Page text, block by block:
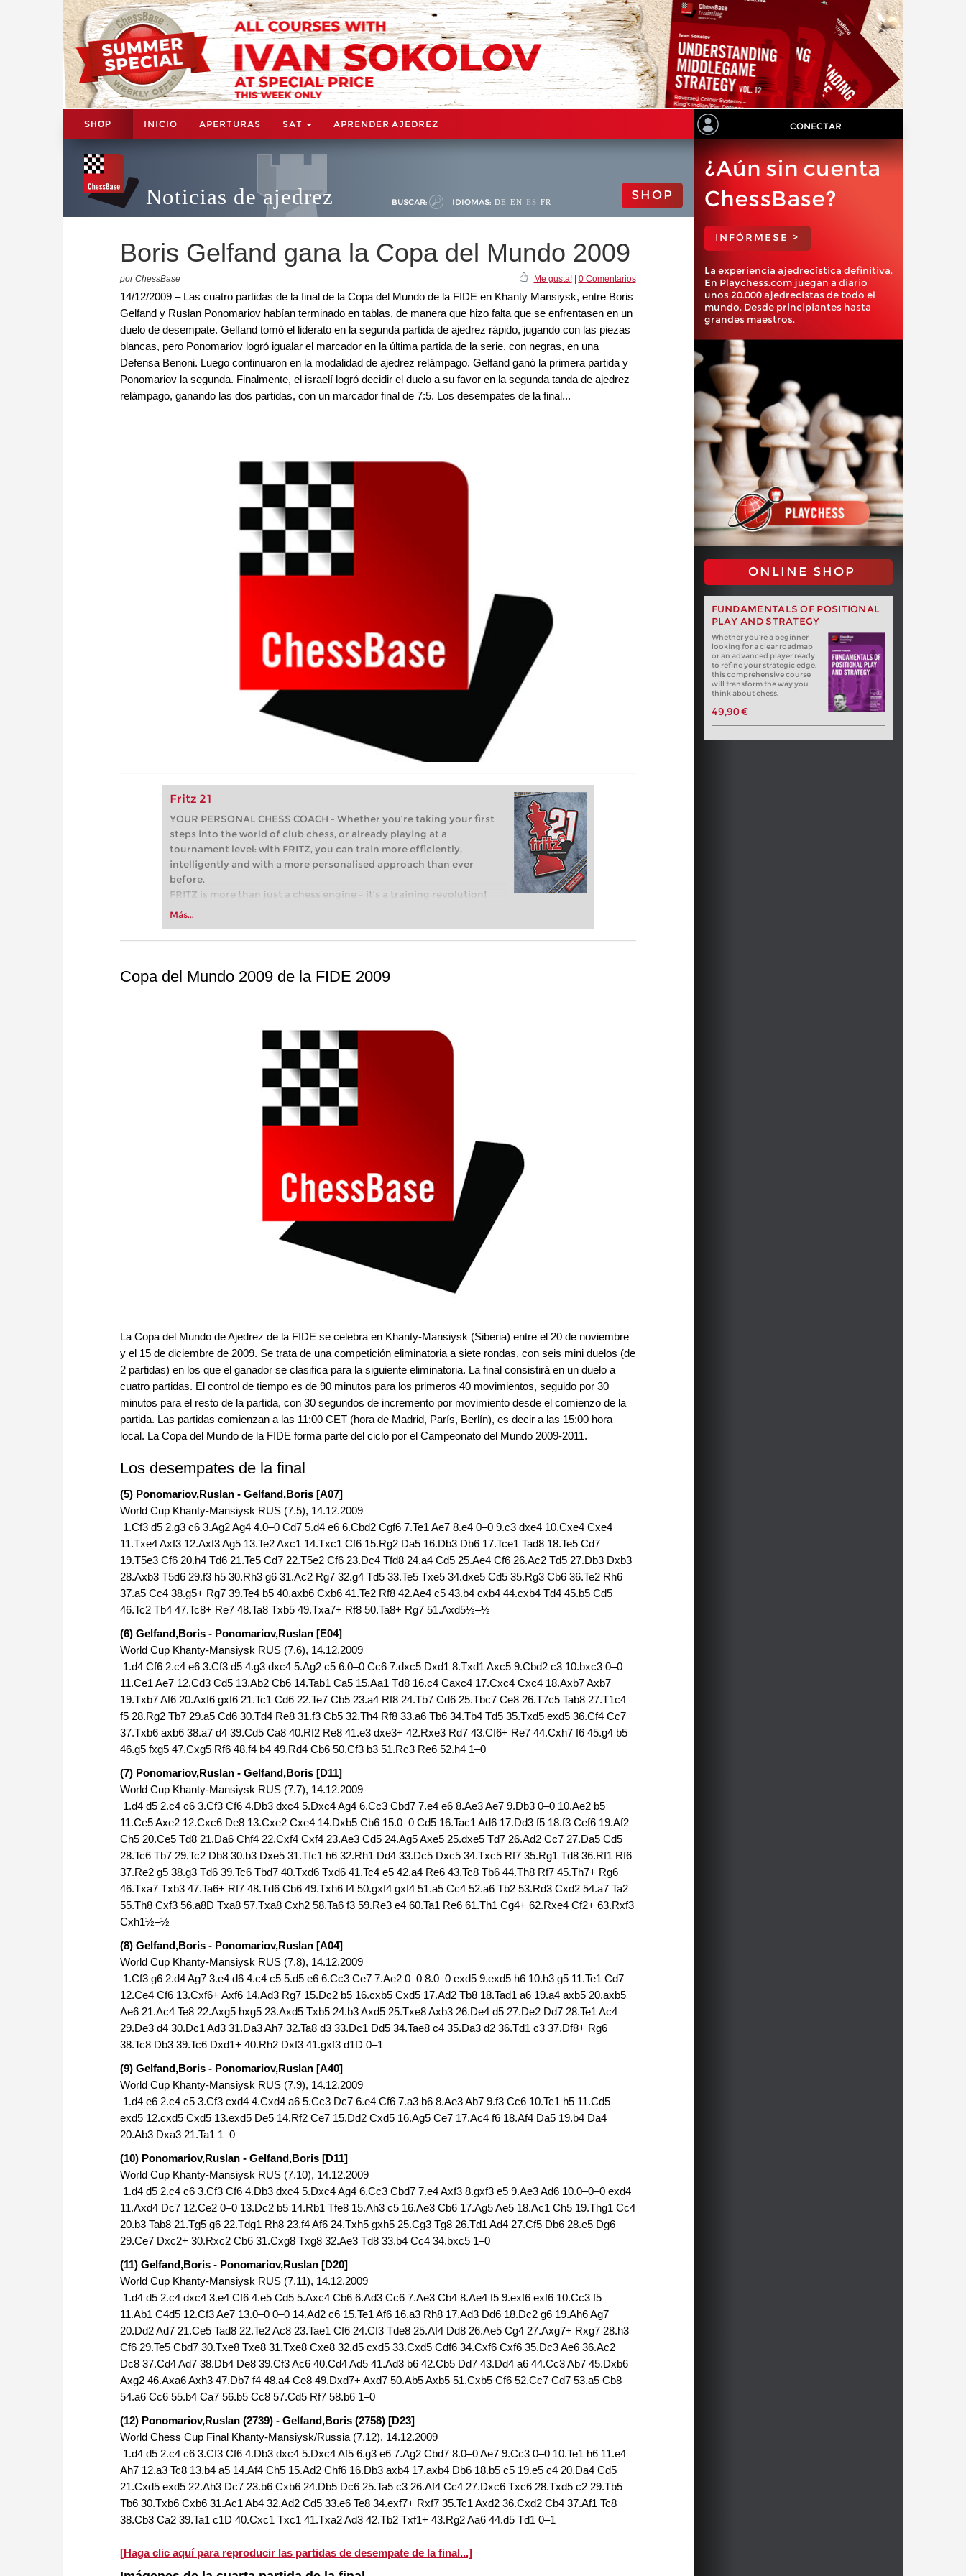
SHOP INICIO APERTURAS SAT APRENDER AJEDREZ CONECTAR
Noticias de ajedrez BUSCAR: IDIOMAS: DE EN ES FR SHOP
Boris Gelfand gana la Copa del Mundo 2009
por ChessBase Me gusta!| 0 Comentarios
14/12/2009 – Las cuatro partidas de la final de la Copa del Mundo de la FIDE en Khanty Mansiysk, entre Boris
Gelfand y Ruslan Ponomariov habían terminado en tablas, de manera que hizo falta que se enfrentasen en un
duelo de desempate. Gelfand tomó el liderato en la segunda partida de ajedrez rápido, jugando con las piezas
blancas, pero Ponomariov logró igualar el marcador en la última partida de la serie, con negras, en una
Defensa Benoni. Luego continuaron en la modalidad de ajedrez relámpago. Gelfand ganó la primera partida y
Ponomariov la segunda. Finalmente, el israelí logró decidir el duelo a su favor en la segunda tanda de ajedrez
relámpago, ganando las dos partidas, con un marcador final de 7:5. Los desempates de la final...
Fritz 21
YOUR PERSONAL CHESS COACH - Whether you’re taking your first
steps into the world of club chess, or already playing at a
tournament level: with FRITZ, you can train more efficiently,
intelligently and with a more personalised approach than ever
before.
FRITZ is more than just a chess engine – it’s a training revolution!
Whether you’re taking your first steps into the world of club chess,
more efficiently, intelligently and with a more personalised
Más...
¿Aún sin cuenta
ChessBase?
INFÓRMESE >
La experiencia ajedrecística definitiva.
En Playchess.com juegan a diario
unos 20.000 ajedrecistas de todo el
mundo. Desde principiantes hasta
grandes maestros.
ONLINE SHOP
FUNDAMENTALS OF POSITIONAL
PLAY AND STRATEGY
Whether you‘re a beginner
looking for a clear roadmap
or an advanced player ready
to refine your strategic edge,
this comprehensive course
will transform the way you
think about chess.
49,90 €
Copa del Mundo 2009 de la FIDE 2009
La Copa del Mundo de Ajedrez de la FIDE se celebra en Khanty-Mansiysk (Siberia) entre el 20 de noviembre
y el 15 de diciembre de 2009. Se trata de una competición eliminatoria a siete rondas, con seis mini duelos (de
2 partidas) en los que el ganador se clasifica para la siguiente eliminatoria. La final consistirá en un duelo a
cuatro partidas. El control de tiempo es de 90 minutos para los primeros 40 movimientos, seguido por 30
minutos para el resto de la partida, con 30 segundos de incremento por movimiento desde el comienzo de la
partida. Las partidas comienzan a las 11:00 CET (hora de Madrid, París, Berlín), es decir a las 15:00 hora
local. La Copa del Mundo de la FIDE forma parte del ciclo por el Campeonato del Mundo 2009-2011.
Los desempates de la final
(5) Ponomariov,Ruslan - Gelfand,Boris [A07]
World Cup Khanty-Mansiysk RUS (7.5), 14.12.2009
1.Cf3 d5 2.g3 c6 3.Ag2 Ag4 4.0–0 Cd7 5.d4 e6 6.Cbd2 Cgf6 7.Te1 Ae7 8.e4 0–0 9.c3 dxe4 10.Cxe4 Cxe4
11.Txe4 Axf3 12.Axf3 Ag5 13.Te2 Axc1 14.Txc1 Cf6 15.Rg2 Da5 16.Db3 Db6 17.Tce1 Tad8 18.Te5 Cd7
19.T5e3 Cf6 20.h4 Td6 21.Te5 Cd7 22.T5e2 Cf6 23.Dc4 Tfd8 24.a4 Cd5 25.Ae4 Cf6 26.Ac2 Td5 27.Db3 Dxb3
28.Axb3 T5d6 29.f3 h5 30.Rh3 g6 31.Ac2 Rg7 32.g4 Td5 33.Te5 Txe5 34.dxe5 Cd5 35.Rg3 Cb6 36.Te2 Rh6
37.a5 Cc4 38.g5+ Rg7 39.Te4 b5 40.axb6 Cxb6 41.Te2 Rf8 42.Ae4 c5 43.b4 cxb4 44.cxb4 Td4 45.b5 Cd5
46.Tc2 Tb4 47.Tc8+ Re7 48.Ta8 Txb5 49.Txa7+ Rf8 50.Ta8+ Rg7 51.Axd5½–½
(6) Gelfand,Boris - Ponomariov,Ruslan [E04]
World Cup Khanty-Mansiysk RUS (7.6), 14.12.2009
1.d4 Cf6 2.c4 e6 3.Cf3 d5 4.g3 dxc4 5.Ag2 c5 6.0–0 Cc6 7.dxc5 Dxd1 8.Txd1 Axc5 9.Cbd2 c3 10.bxc3 0–0
11.Ce1 Ae7 12.Cd3 Cd5 13.Ab2 Cb6 14.Tab1 Ca5 15.Aa1 Td8 16.c4 Caxc4 17.Cxc4 Cxc4 18.Axb7 Axb7
19.Txb7 Af6 20.Axf6 gxf6 21.Tc1 Cd6 22.Te7 Cb5 23.a4 Rf8 24.Tb7 Cd6 25.Tbc7 Ce8 26.T7c5 Tab8 27.T1c4
f5 28.Rg2 Tb7 29.a5 Cd6 30.Td4 Re8 31.f3 Cb5 32.Th4 Rf8 33.a6 Tb6 34.Tb4 Td5 35.Txd5 exd5 36.Cf4 Cc7
37.Txb6 axb6 38.a7 d4 39.Cd5 Ca8 40.Rf2 Re8 41.e3 dxe3+ 42.Rxe3 Rd7 43.Cf6+ Re7 44.Cxh7 f6 45.g4 b5
46.g5 fxg5 47.Cxg5 Rf6 48.f4 b4 49.Rd4 Cb6 50.Cf3 b3 51.Rc3 Re6 52.h4 1–0
(7) Ponomariov,Ruslan - Gelfand,Boris [D11]
World Cup Khanty-Mansiysk RUS (7.7), 14.12.2009
1.d4 d5 2.c4 c6 3.Cf3 Cf6 4.Db3 dxc4 5.Dxc4 Ag4 6.Cc3 Cbd7 7.e4 e6 8.Ae3 Ae7 9.Db3 0–0 10.Ae2 b5
11.Ce5 Axe2 12.Cxc6 De8 13.Cxe2 Cxe4 14.Dxb5 Cb6 15.0–0 Cd5 16.Tac1 Ad6 17.Dd3 f5 18.f3 Cef6 19.Af2
Ch5 20.Ce5 Td8 21.Da6 Chf4 22.Cxf4 Cxf4 23.Ae3 Cd5 24.Ag5 Axe5 25.dxe5 Td7 26.Ad2 Cc7 27.Da5 Cd5
28.Tc6 Tb7 29.Tc2 Db8 30.b3 Dxe5 31.Tfc1 h6 32.Rh1 Dd4 33.Dc5 Dxc5 34.Txc5 Rf7 35.Rg1 Td8 36.Rf1 Rf6
37.Re2 g5 38.g3 Td6 39.Tc6 Tbd7 40.Txd6 Txd6 41.Tc4 e5 42.a4 Re6 43.Tc8 Tb6 44.Th8 Rf7 45.Th7+ Rg6
46.Txa7 Txb3 47.Ta6+ Rf7 48.Td6 Cb6 49.Txh6 f4 50.gxf4 gxf4 51.a5 Cc4 52.a6 Tb2 53.Rd3 Cxd2 54.a7 Ta2
55.Th8 Cxf3 56.a8D Txa8 57.Txa8 Cxh2 58.Ta6 f3 59.Re3 e4 60.Ta1 Re6 61.Th1 Cg4+ 62.Rxe4 Cf2+ 63.Rxf3
Cxh1½–½
(8) Gelfand,Boris - Ponomariov,Ruslan [A04]
World Cup Khanty-Mansiysk RUS (7.8), 14.12.2009
1.Cf3 g6 2.d4 Ag7 3.e4 d6 4.c4 c5 5.d5 e6 6.Cc3 Ce7 7.Ae2 0–0 8.0–0 exd5 9.exd5 h6 10.h3 g5 11.Te1 Cd7
12.Ce4 Cf6 13.Cxf6+ Axf6 14.Ad3 Rg7 15.Dc2 b5 16.cxb5 Cxd5 17.Ad2 Tb8 18.Tad1 a6 19.a4 axb5 20.axb5
Ae6 21.Ac4 Te8 22.Axg5 hxg5 23.Axd5 Txb5 24.b3 Axd5 25.Txe8 Axb3 26.De4 d5 27.De2 Dd7 28.Te1 Ac4
29.De3 d4 30.Dc1 Ad3 31.Da3 Ah7 32.Ta8 d3 33.Dc1 Dd5 34.Tae8 c4 35.Da3 d2 36.Td1 c3 37.Df8+ Rg6
38.Tc8 Db3 39.Tc6 Dxd1+ 40.Rh2 Dxf3 41.gxf3 d1D 0–1
(9) Gelfand,Boris - Ponomariov,Ruslan [A40]
World Cup Khanty-Mansiysk RUS (7.9), 14.12.2009
1.d4 e6 2.c4 c5 3.Cf3 cxd4 4.Cxd4 a6 5.Cc3 Dc7 6.e4 Cf6 7.a3 b6 8.Ae3 Ab7 9.f3 Cc6 10.Tc1 h5 11.Cd5
exd5 12.cxd5 Cxd5 13.exd5 De5 14.Rf2 Ce7 15.Dd2 Cxd5 16.Ag5 Ce7 17.Ac4 f6 18.Af4 Da5 19.b4 Da4
20.Ab3 Dxa3 21.Ta1 1–0
(10) Ponomariov,Ruslan - Gelfand,Boris [D11]
World Cup Khanty-Mansiysk RUS (7.10), 14.12.2009
1.d4 d5 2.c4 c6 3.Cf3 Cf6 4.Db3 dxc4 5.Dxc4 Ag4 6.Cc3 Cbd7 7.e4 Axf3 8.gxf3 e5 9.Ae3 Ad6 10.0–0–0 exd4
11.Axd4 Dc7 12.Ce2 0–0 13.Dc2 b5 14.Rb1 Tfe8 15.Ah3 c5 16.Ae3 Cb6 17.Ag5 Ae5 18.Ac1 Ch5 19.Thg1 Cc4
20.b3 Tab8 21.Tg5 g6 22.Tdg1 Rh8 23.f4 Af6 24.Txh5 gxh5 25.Cg3 Tg8 26.Td1 Ad4 27.Cf5 Db6 28.e5 Dg6
29.Ce7 Dxc2+ 30.Rxc2 Cb6 31.Cxg8 Txg8 32.Ae3 Td8 33.b4 Cc4 34.bxc5 1–0
(11) Gelfand,Boris - Ponomariov,Ruslan [D20]
World Cup Khanty-Mansiysk RUS (7.11), 14.12.2009
1.d4 d5 2.c4 dxc4 3.e4 Cf6 4.e5 Cd5 5.Axc4 Cb6 6.Ad3 Cc6 7.Ae3 Cb4 8.Ae4 f5 9.exf6 exf6 10.Cc3 f5
11.Ab1 C4d5 12.Cf3 Ae7 13.0–0 0–0 14.Ad2 c6 15.Te1 Af6 16.a3 Rh8 17.Ad3 Dd6 18.Dc2 g6 19.Ah6 Ag7
20.Dd2 Ad7 21.Ce5 Tad8 22.Te2 Ac8 23.Tae1 Cf6 24.Cf3 Tde8 25.Af4 Dd8 26.Ae5 Cg4 27.Axg7+ Rxg7 28.h3
Cf6 29.Te5 Cbd7 30.Txe8 Txe8 31.Txe8 Cxe8 32.d5 cxd5 33.Cxd5 Cdf6 34.Cxf6 Cxf6 35.Dc3 Ae6 36.Ac2
Dc8 37.Cd4 Ad7 38.Db4 De8 39.Cf3 Ac6 40.Cd4 Ad5 41.Ad3 b6 42.Cb5 Dd7 43.Dd4 a6 44.Cc3 Ab7 45.Dxb6
Axg2 46.Axa6 Axh3 47.Db7 f4 48.a4 Ce8 49.Dxd7+ Axd7 50.Ab5 Axb5 51.Cxb5 Cf6 52.Cc7 Cd7 53.a5 Cb8
54.a6 Cc6 55.b4 Ca7 56.b5 Cc8 57.Cd5 Rf7 58.b6 1–0
(12) Ponomariov,Ruslan (2739) - Gelfand,Boris (2758) [D23]
World Chess Cup Final Khanty-Mansiysk/Russia (7.12), 14.12.2009
1.d4 d5 2.c4 c6 3.Cf3 Cf6 4.Db3 dxc4 5.Dxc4 Af5 6.g3 e6 7.Ag2 Cbd7 8.0–0 Ae7 9.Cc3 0–0 10.Te1 h6 11.e4
Ah7 12.a3 Tc8 13.b4 a5 14.Af4 Ch5 15.Ad2 Chf6 16.Db3 axb4 17.axb4 Db6 18.b5 c5 19.e5 c4 20.Da4 Cd5
21.Cxd5 exd5 22.Ah3 Dc7 23.b6 Cxb6 24.Db5 Dc6 25.Ta5 c3 26.Af4 Cc4 27.Dxc6 Txc6 28.Txd5 c2 29.Tb5
Tb6 30.Txb6 Cxb6 31.Ac1 Ab4 32.Ad2 Cd5 33.e6 Te8 34.exf7+ Rxf7 35.Tc1 Axd2 36.Cxd2 Cb4 37.Af1 Tc8
38.Cb3 Ca2 39.Ta1 c1D 40.Cxc1 Txc1 41.Txa2 Ad3 42.Tb2 Txf1+ 43.Rg2 Aa6 44.d5 Td1 0–1
[Haga clic aquí para reproducir las partidas de desempate de la final...]